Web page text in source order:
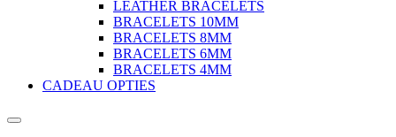
LEATHER BRACELETS
BRACELETS 10MM
BRACELETS 8MM
BRACELETS 6MM
BRACELETS 4MM
CADEAU OPTIES